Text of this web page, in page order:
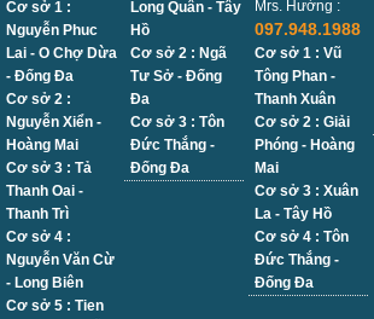
Cơ sở 1 :
Nguyễn Phuc
Lai - O Chợ Dừa
- Đống Đa
Cơ sở 2 :
Nguyễn Xiển -
Hoàng Mai
Cơ sở 3 : Tả
Thanh Oai -
Thanh Trì
Cơ sở 4 :
Nguyễn Văn Cừ
- Long Biên
Cơ sở 5 : Tien
Long Quân - Tây
Hồ
Cơ sở 2 : Ngã
Tư Sở - Đống
Đa
Cơ sở 3 : Tôn
Đức Thắng -
Đống Đa
Mrs. Hường :
097.948.1988
Cơ sở 1 : Vũ
Tông Phan -
Thanh Xuân
Cơ sở 2 : Giải
Phóng - Hoàng
Mai
Cơ sở 3 : Xuân
La - Tây Hồ
Cơ sở 4 : Tôn
Đức Thắng -
Đống Đa